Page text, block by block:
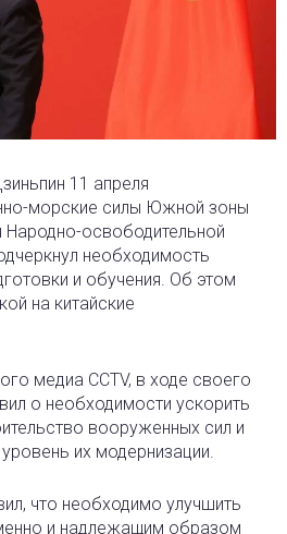
11 апреля
морские силы Южной зоны
освободительной
необходимость
и обучения. Об этом
на китайские
медиа CCTV, в ходе своего
о необходимости ускорить
вооруженных сил и
их модернизации.
что необходимо улучшить
и надлежащим образом